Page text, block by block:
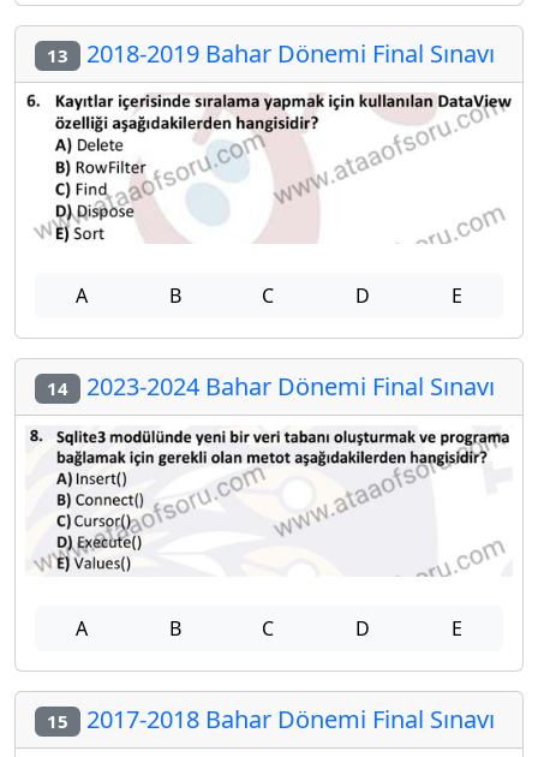
13 2018-2019 Bahar Dönemi Final Sınavı
A B C D E
14 2023-2024 Bahar Dönemi Final Sınavı
A B C D E
15 2017-2018 Bahar Dönemi Final Sınavı